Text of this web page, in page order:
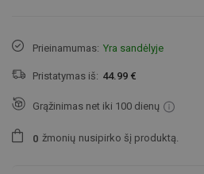
Prieinamumas: Yra sandėlyje
Pristatymas iš: 44.99 €
Grąžinimas net iki 100 dienų
0 žmonių nusipirko šį produktą.